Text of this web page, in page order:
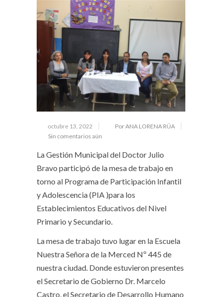
octubre 13, 2022
Por ANA LORENA RÚA
Sin comentarios aún
La Gestión Municipal del Doctor Julio
Bravo participó de la mesa de trabajo en
torno al Programa de Participación Infantil
y Adolescencia (PIA )para los
Establecimientos Educativos del Nivel
Primario y Secundario.
La mesa de trabajo tuvo lugar en la Escuela
Nuestra Señora de la Merced Nº 445 de
nuestra ciudad. Donde estuvieron presentes
el Secretario de Gobierno Dr. Marcelo
Castro, el Secretario de Desarrollo Humano